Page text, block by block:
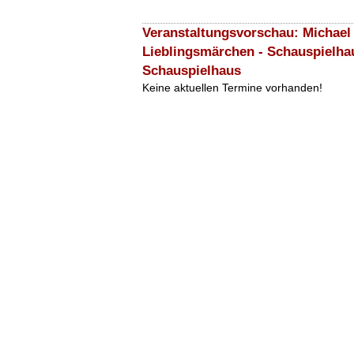
Veranstaltungsvorschau:
Lieblingsmärchen -
Schauspielhaus
Keine aktuellen Termine vorhanden!